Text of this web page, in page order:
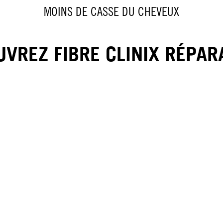
MOINS DE CASSE DU CHEVEUX
FIBRE CLINIX